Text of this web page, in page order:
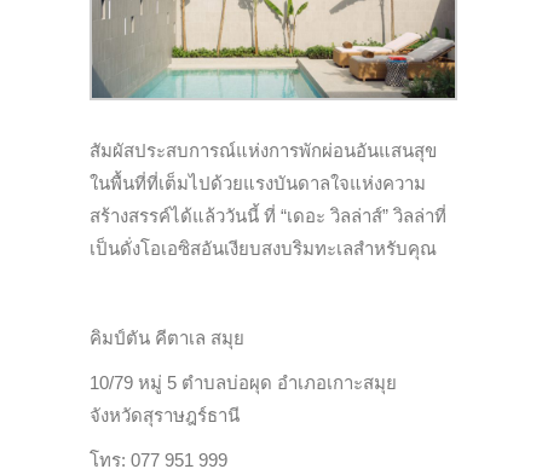
สัมผัสประสบการณ์แห่งการพักผ่อนอันแสนสุข
ในพื้นที่ที่เต็มไปด้วยแรงบันดาลใจแห่งความ
สร้างสรรค์ได้แล้ววันนี้ ที่ “เดอะ วิลล่าส์” วิลล่าที่
เป็นดั่งโอเอซิสอันเงียบสงบริมทะเลสำหรับคุณ
คิมป์ตัน คีตาเล สมุย
10/79 หมู่ 5 ตำบลบ่อผุด อำเภอเกาะสมุย
จังหวัดสุราษฎร์ธานี
โทร: 077 951 999